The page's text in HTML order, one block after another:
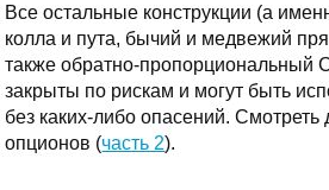
Все остальные конструкции (а
колла и пута, бычий и медвежий
также обратно-
закрыты по рискам и могут быть
без каких-либо опасений. Смотреть
опционов (часть 2).